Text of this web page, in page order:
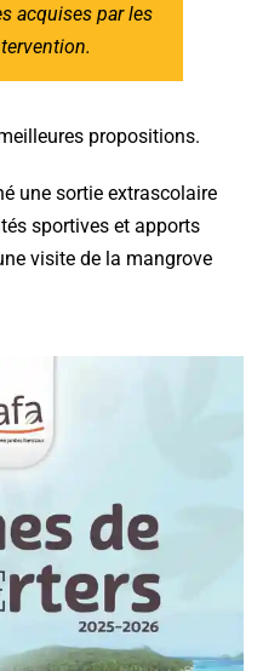
acquises par les
propositions.
une sortie extrascolaire
sportives et apports
visite de la mangrove